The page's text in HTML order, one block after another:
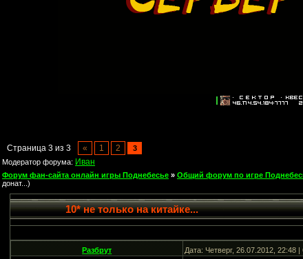
Страница 3 из 3 « 1 2
3
Модератор форума: Иван
Форум фан-сайта онлайн игры Поднебесье » Общий форум по игре
донат...)
10* не только на китайке...
Разбрут Дата: Четверг, 26.07.2012, 22:48